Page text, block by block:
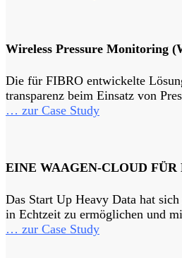
Wireless Pressure Monitoring
Die für FIBRO entwickelte
transparenz beim Einsatz von
… zur Case Study
EINE WAAGEN-CLOUD
Das Start Up Heavy Data hat
in Echtzeit zu ermöglichen und
… zur Case Study